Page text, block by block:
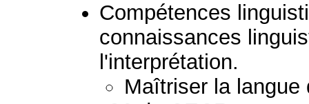
Compétences
connaissances
l'interprétation.
Maîtriser la langue